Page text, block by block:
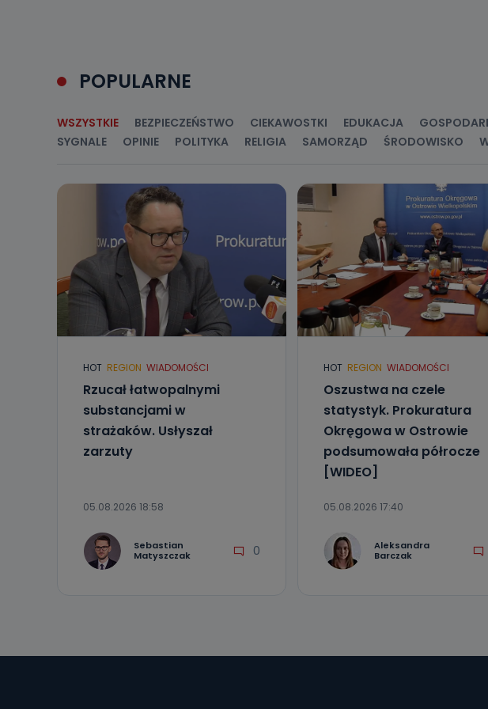
Jak skontaktować się z
POPULARNE
WSZYSTKIE BEZPIECZEŃSTWO CIEKAWOSTKI EDUKACJA
SYGNALE
OPINIE POLITYKA RELIGIA SAMORZĄD ŚRODOWISKO
HOT REGION WIADOMOŚCI
Rzucał łatwopalnymi
substancjami w
strażaków. Usłyszał
zarzuty
05.08.2026 18:58
Sebastian
Matyszczak
0
HOT REGION WIADOMOŚCI
Oszustwa na czele
statystyk. Prokuratura
Okręgowa w Ostrowie
podsumowała półrocze
[WIDEO]
05.08.2026 17:40
Aleksandra
Barczak